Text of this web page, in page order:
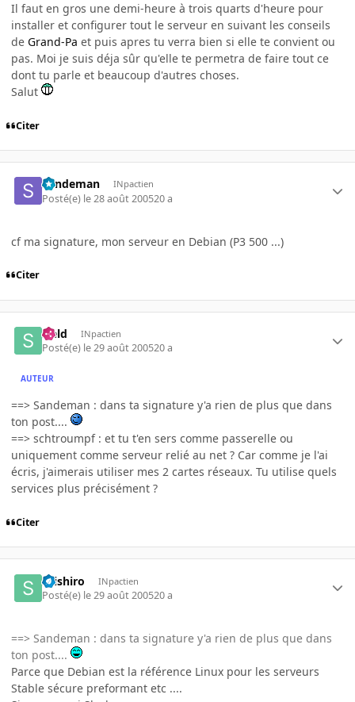
Il faut en gros une demi-heure à trois quarts d'heure pour
installer et configurer tout le serveur en suivant les conseils
de Grand-Pa et puis apres tu verra bien si elle te convient ou
pas. Moi je suis déja sûr qu'elle te permetra de faire tout ce
dont tu parle et beaucoup d'autres choses.
Salut
Citer
Sandeman INpactien
Posté(e) le 28 août 200520 a
cf ma signature, mon serveur en Debian (P3 500 ...)
Citer
sield INpactien
Posté(e) le 29 août 200520 a
AUTEUR
==> Sandeman : dans ta signature y'a rien de plus que dans
ton post....
==> schtroumpf : et tu t'en sers comme passerelle ou
uniquement comme serveur relié au net ? Car comme je l'ai
écris, j'aimerais utiliser mes 2 cartes réseaux. Tu utilise quels
services plus précisément ?
Citer
seishiro INpactien
Posté(e) le 29 août 200520 a
==> Sandeman : dans ta signature y'a rien de plus que dans
ton post....
Parce que Debian est la référence Linux pour les serveurs
Stable sécure preformant etc ....